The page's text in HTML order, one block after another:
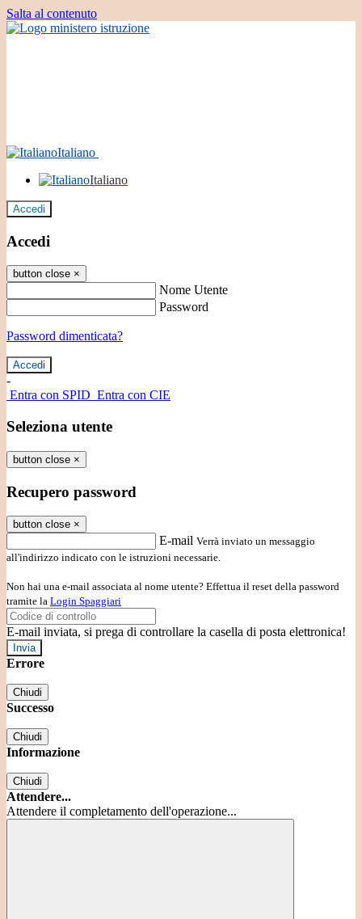
Salta al contenuto
Italiano
Italiano
Accedi
Accedi
button close ×
Nome Utente
Password
Password dimenticata?
-
Entra con SPID Entra con CIE
Seleziona utente
button close ×
Recupero password
button close ×
E-mail Verrà inviato un messaggio
all'indirizzo indicato con le istruzioni necessarie.
Non hai una e-mail associata al nome utente? Effettua il reset della password
tramite la Login Spaggiari
E-mail inviata, si prega di controllare la casella di posta elettronica!
Errore
Chiudi
Successo
Chiudi
Informazione
Chiudi
Attendere...
Attendere il completamento dell'operazione...